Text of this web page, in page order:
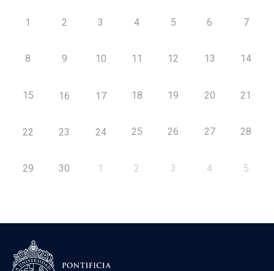
1 2 3 4 5 6 7
8 9 10 11 12 13 14
15 16 17 18 19 20 21
22 23 24 25 26 27 28
29 30 1 2 3 4 5